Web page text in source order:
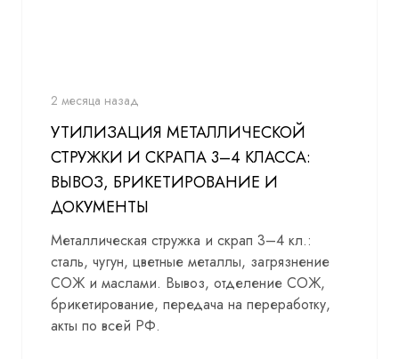
2 месяца назад
УТИЛИЗАЦИЯ МЕТАЛЛИЧЕСКОЙ
СТРУЖКИ И СКРАПА 3–4 КЛАССА:
ВЫВОЗ, БРИКЕТИРОВАНИЕ И
ДОКУМЕНТЫ
Металлическая стружка и скрап 3–4 кл.:
сталь, чугун, цветные металлы, загрязнение
СОЖ и маслами. Вывоз, отделение СОЖ,
брикетирование, передача на переработку,
акты по всей РФ.